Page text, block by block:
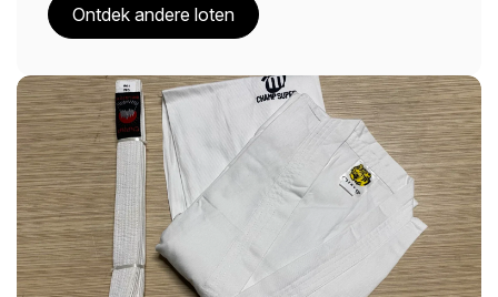
Ontdek andere loten